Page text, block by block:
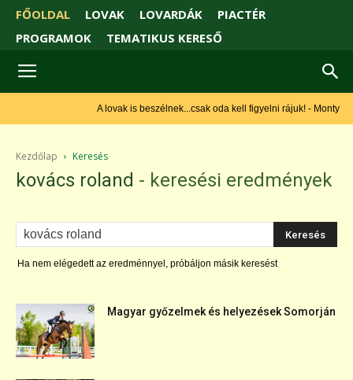
FŐOLDAL LOVAK LOVARDÁK
PIACTÉR
PROGRAMOK
TEMATIKUS KERESŐ
A lovak is beszélnek...csak oda kell figyelni rájuk! - Monty Roberts
Kezdőlap Keresés
kovács roland - keresési eredmények
Ha nem elégedett az eredménnyel, próbáljon másik keresést
Magyar győzelmek és helyezések Somorján